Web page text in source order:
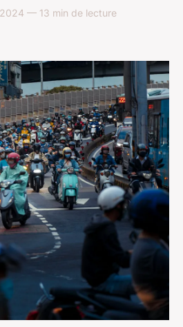
— 13 min de lecture